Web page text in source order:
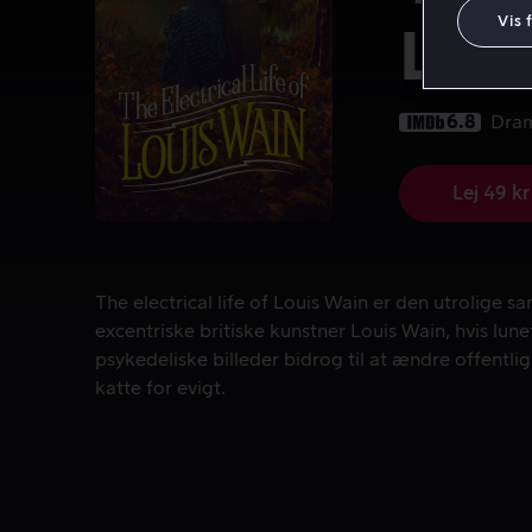
6.8
Lej 49 kr
The electrical life of Louis Wain er den utrolige
The electrical life of Louis Wain er den utrolige
excentriske britiske kunstner Louis Wain, hvis
psykedeliske billeder bidrog til at ændre
katte for evigt.
Vis